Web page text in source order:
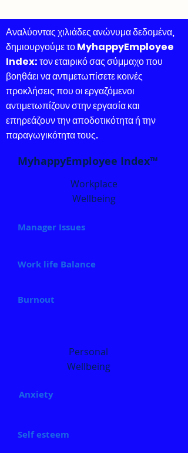
Workplace
Wellbeing
Manager Issues
Work life Balance
Burnout
Personal
Wellbeing
MyhappyEmployee Index™
Anxiety
Self esteem
Αναλύοντας χιλιάδες ανώνυμα δεδομένα,
δημιουργούμε τοMyhappyEmployee
Index:τον εταιρικό σας σύμμαχο που
βοηθάει να αντιμετωπίσετε κοινές
προκλήσεις που οι εργαζόμενοι
αντιμετωπίζουν στην εργασία και
επηρεάζουν την αποδοτικότητα ή την
παραγωγικότητα τους.